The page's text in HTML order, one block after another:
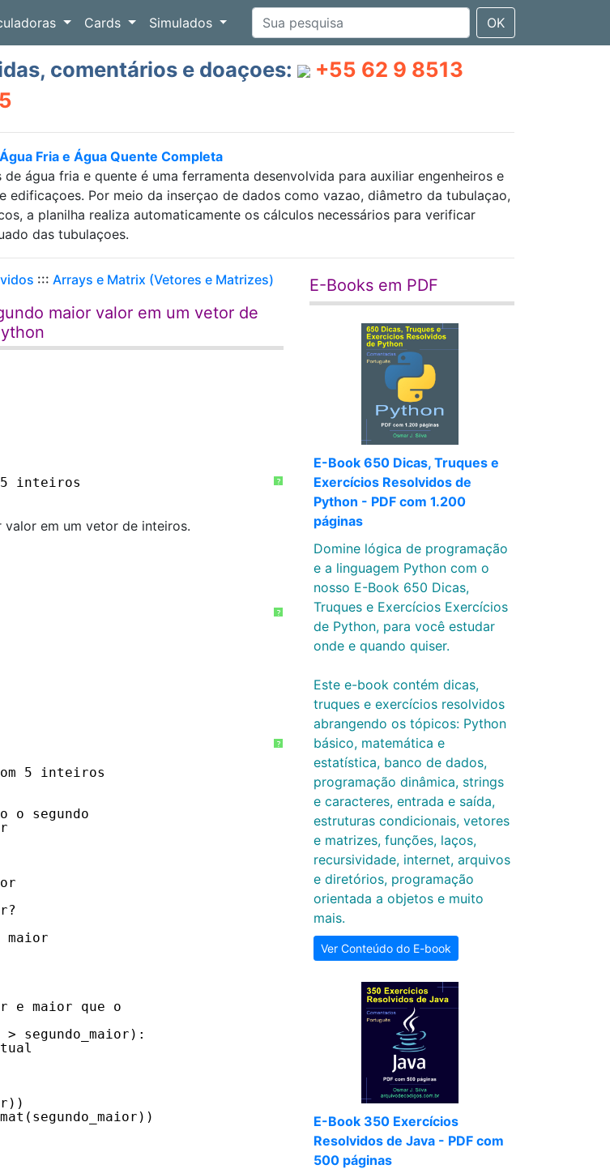
Cards Simulados OK
comentários e doaçoes:
+55 62 9 8513
Fria e Água Quente Completa
água fria e quente é uma ferramenta desenvolvida para auxiliar engenheiros e
Por meio da inserçao de dados como vazao, diâmetro da tubulaçao,
a planilha realiza automaticamente os cálculos necessários para verificar
das tubulaçoes.
::: Arrays e Matrix (Vetores e Matrizes)
maior valor em um vetor de
?
5 inteiros
em um vetor de inteiros.
?
?
5 inteiros
o segundo
maior
e maior que o
E-Books em PDF
E-Book 650 Dicas, Truques e
Exercícios Resolvidos de
Python - PDF com 1.200
páginas
Domine lógica de programação
e a linguagem Python com o
nosso E-Book 650 Dicas,
Truques e Exercícios Exercícios
de Python, para você estudar
onde e quando quiser.
Este e-book contém dicas,
truques e exercícios resolvidos
abrangendo os tópicos: Python
básico, matemática e
estatística, banco de dados,
programação dinâmica, strings
e caracteres, entrada e saída,
estruturas condicionais, vetores
e matrizes, funções, laços,
recursividade, internet, arquivos
e diretórios, programação
orientada a objetos e muito
mais.
Ver Conteúdo do E-book
E-Book 350 Exercícios
Resolvidos de Java - PDF com
500 páginas